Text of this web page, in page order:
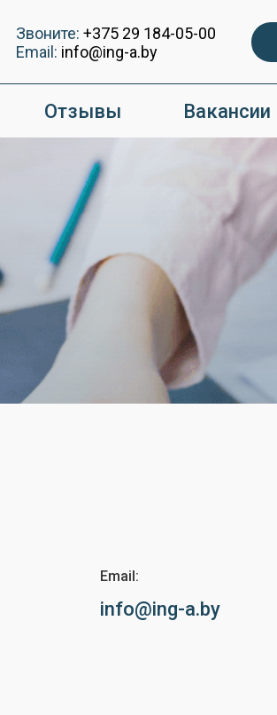
Звоните: +375 29 184-05-00
Email: info@ing-a.by
Отзывы Вакансии
Email:
info@ing-a.by